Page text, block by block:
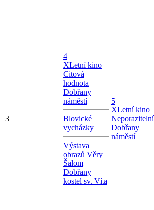
3
4
XLetní kino
Citová
hodnota
Dobřany
náměstí
Blovické
vycházky
Výstava
obrazů Věry
Šalom
Dobřany
kostel sv. Víta
5
XLetní kino
Neporazitelní
Dobřany
náměstí